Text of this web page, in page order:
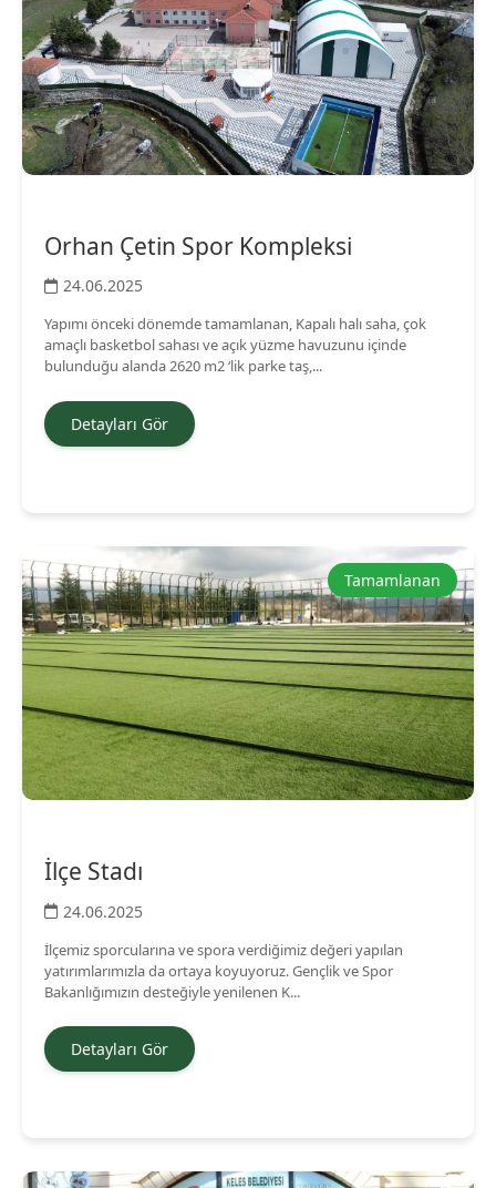
Orhan Çetin Spor Kompleksi
24.06.2025
Yapımı önceki dönemde tamamlanan, Kapalı halı saha, çok
amaçlı basketbol sahası ve açık yüzme havuzunu içinde
bulunduğu alanda 2620 m2 ‘lik parke taş,...
Detayları Gör
Tamamlanan
İlçe Stadı
24.06.2025
İlçemiz sporcularına ve spora verdiğimiz değeri yapılan
yatırımlarımızla da ortaya koyuyoruz. Gençlik ve Spor
Bakanlığımızın desteğiyle yenilenen K...
Detayları Gör